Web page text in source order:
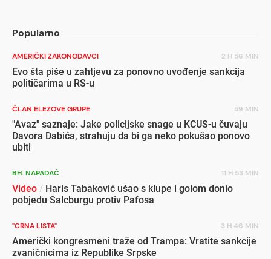
Popularno
AMERIČKI ZAKONODAVCI 2 H 56 MIN
Evo šta piše u zahtjevu za ponovno uvođenje sankcija
političarima u RS-u
ČLAN ELEZOVE GRUPE 59 MIN
"Avaz" saznaje: Jake policijske snage u KCUS-u čuvaju
Davora Dabića, strahuju da bi ga neko pokušao ponovo
ubiti
BH. NAPADAČ 11 H 53 MIN
Video / Haris Tabaković ušao s klupe i golom donio
pobjedu Salcburgu protiv Pafosa
"CRNA LISTA" 3 H 46 MIN
Američki kongresmeni traže od Trampa: Vratite sankcije
zvaničnicima iz Republike Srpske